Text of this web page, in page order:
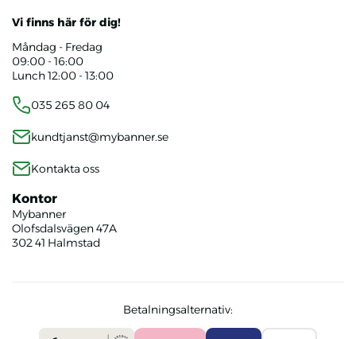
Vi finns här för dig!
Måndag - Fredag
09:00 - 16:00
Lunch 12:00 - 13:00
035 265 80 04
kundtjanst@mybanner.se
Kontakta oss
Kontor
Mybanner
Olofsdalsvägen 47A
302 41 Halmstad
Betalningsalternativ: